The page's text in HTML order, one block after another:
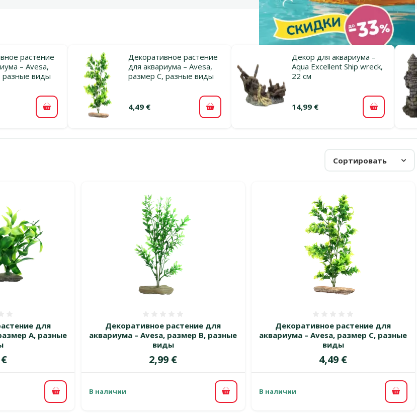
растение
– Avesa,
разные виды
В корзину
Декоративное растение
для аквариума – Avesa,
размер C, разные виды
4,49 € В корзину
Декор для аквариума –
Aqua Excellent Ship wreck,
22 см
14,99 € В корзину
Сортировать
для
A, разные
€
В корзину
Декоративное растение для
аквариума – Avesa, размер B, разные
виды
Цена
2,99 €
В наличии В корзину
Декоративное растение для
аквариума – Avesa, размер C, разные
виды
Цена
4,49 €
В наличии В